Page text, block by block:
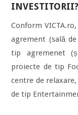
INVESTITORII?
Conform
agrement (sală
tip agremenet
proiecte de tip
centre de
de tip